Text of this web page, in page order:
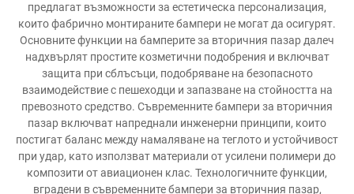
предлагат възможности за естетическа персонализация,
които фабрично монтираните бампери не могат да осигурят.
Основните функции на бамперите за вторичния пазар далеч
надхвърлят простите козметични подобрения и включват
защита при сблъсъци, подобряване на безопасното
взаимодействие с пешеходци и запазване на стойността на
превозното средство. Съвременните бампери за вторичния
пазар включват напреднали инженерни принципи, които
постигат баланс между намаляване на теглото и устойчивост
при удар, като използват материали от усилени полимери до
композити от авиационен клас. Технологичните функции,
вградени в съвременните бампери за вторичния пазар,